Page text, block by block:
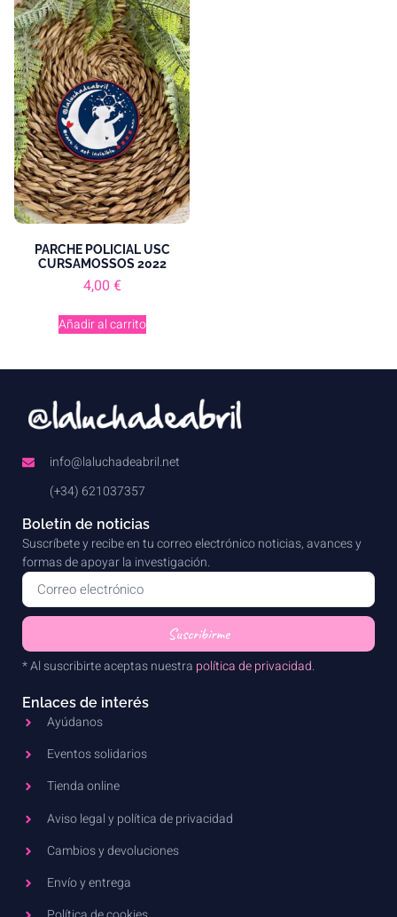
PARCHE POLICIAL USC
CURSAMOSSOS 2022
4,00 €
Añadir al carrito
info@laluchadeabril.net
(+34) 621037357
Enlaces de interés
Ayúdanos
Eventos solidarios
Tienda online
Aviso legal y política de privacidad
Cambios y devoluciones
Envío y entrega
Boletín de noticias
Suscríbete y recibe en tu correo electrónico noticias, avances y
formas de apoyar la investigación.
Suscribirme
* Al suscribirte aceptas nuestra política de privacidad.